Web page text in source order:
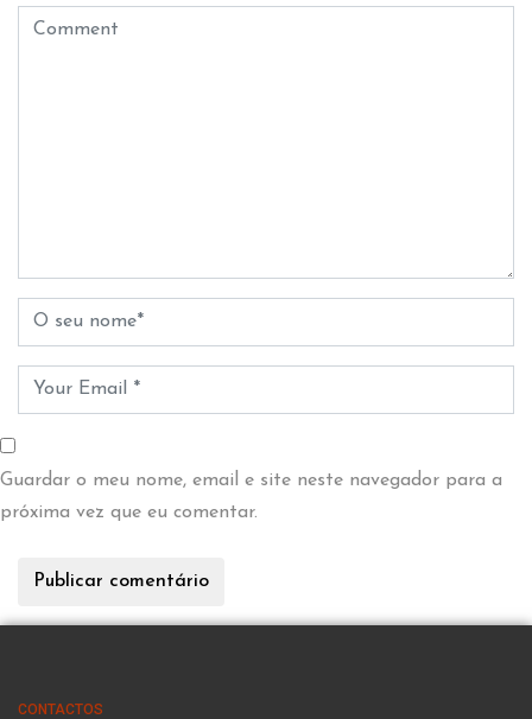
Guardar o meu nome, email e site neste navegador para a
próxima vez que eu comentar.
CONTACTOS